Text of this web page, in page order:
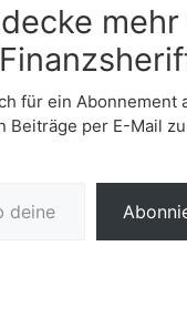
mehr
für ein Abonnement
Beiträge per E-Mail